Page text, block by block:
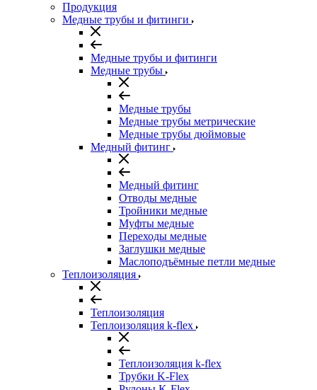
Продукция
Медные трубы и фитинги
Медные трубы и фитинги
Медные трубы
Медные трубы
Медные трубы метрические
Медные трубы дюймовые
Медный фитинг
Медный фитинг
Отводы медные
Тройники медные
Муфты медные
Переходы медные
Заглушки медные
Маслоподъёмные петли медные
Теплоизоляция
Теплоизоляция
Теплоизоляция k-flex
Теплоизоляция k-flex
Трубки K-Flex